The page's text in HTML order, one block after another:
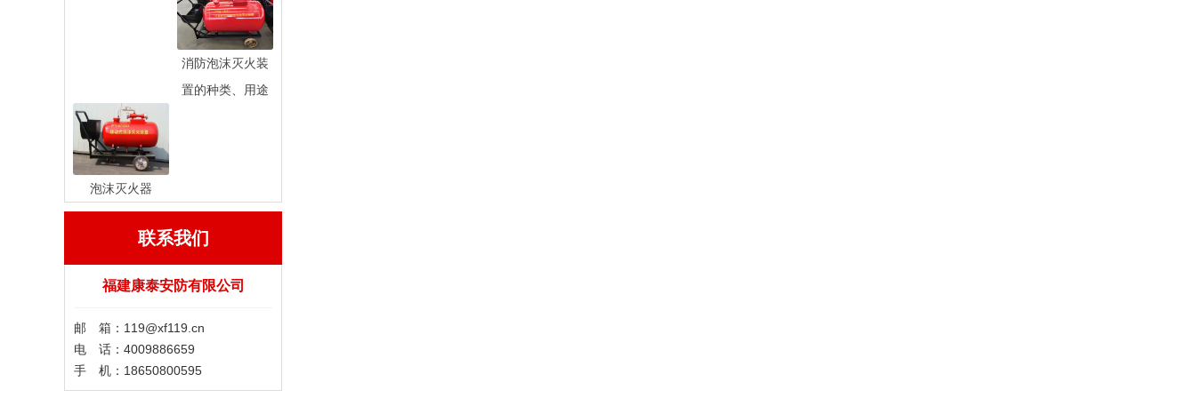
消防泡沫灭火装
置的种类、用途
泡沫灭火器
联系我们
福建康泰安防有限公司
邮 箱：119@xf119.cn
电 话：4009886659
手 机：18650800595